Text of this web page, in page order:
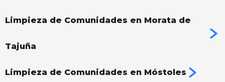
Limpieza de Comunidades en Morata de
Tajuña
Limpieza de Comunidades en Móstoles